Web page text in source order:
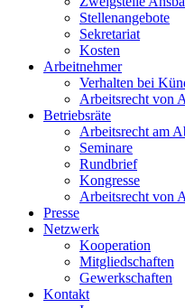
Stellenangebote
Sekretariat
Kosten
Arbeitnehmer
Verhalten bei
Arbeitsrecht von
Betriebsräte
Arbeitsrecht am
Seminare
Rundbrief
Kongresse
Arbeitsrecht von
Presse
Netzwerk
Kooperation
Mitgliedschaften
Gewerkschaften
Kontakt